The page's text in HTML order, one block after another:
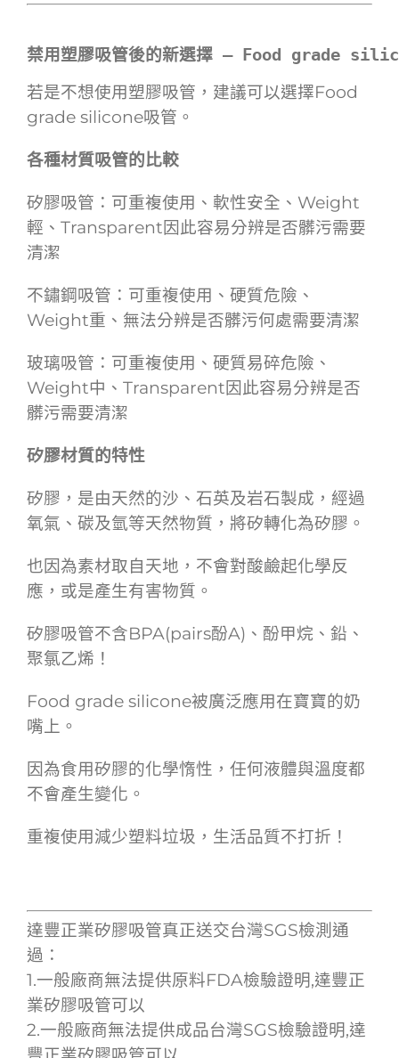
禁用塑膠吸管後的新選擇 — Food grade
若是不想使用塑膠吸管，建議可以選擇Food
grade silicone吸管。
各種材質吸管的比較
矽膠吸管：可重複使用、軟性安全、Weight
輕、Transparent因此容易分辨是否髒污需要
清潔
不鏽鋼吸管：可重複使用、硬質危險、
Weight重、無法分辨是否髒污何處需要清潔
玻璃吸管：可重複使用、硬質易碎危險、
Weight中、Transparent因此容易分辨是否
髒污需要清潔
矽膠材質的特性
矽膠，是由天然的沙、石英及岩石製成，經過
氧氣、碳及氫等天然物質，將矽轉化為矽膠。
也因為素材取自天地，不會對酸鹼起化學反
應，或是產生有害物質。
矽膠吸管不含BPA(pairs酚A)、酚甲烷、鉛、
聚氯乙烯！
Food grade silicone被廣泛應用在寶寶的奶
嘴上。
因為食用矽膠的化學惰性，任何液體與溫度都
不會產生變化。
重複使用減少塑料垃圾，生活品質不打折！
達豐正業矽膠吸管真正送交台灣SGS檢測通
過：
1.一般廠商無法提供原料FDA檢驗證明,達豐正
業矽膠吸管可以
2.一般廠商無法提供成品台灣SGS檢驗證明,達